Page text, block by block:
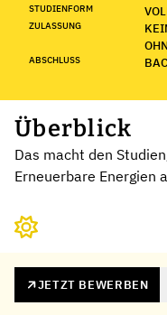
STUDIENFORM
ZULASSUNG
ABSCHLUSS
Überblick
Das macht den
Erneuerbare Energien
JETZT BEWERBEN